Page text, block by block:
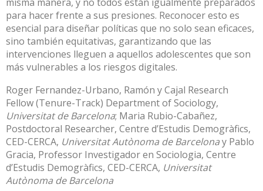
para hacer frente a sus presiones. Reconocer esto es
esencial para diseñar políticas que no solo sean eficaces,
sino también equitativas, garantizando que las
intervenciones lleguen a aquellos adolescentes que son
más vulnerables a los riesgos digitales.
Roger Fernandez-Urbano, Ramón y Cajal Research
Fellow (Tenure-Track) Department of Sociology,
Universitat de Barcelona; Maria Rubio-Cabañez,
Postdoctoral Researcher, Centre d’Estudis Demogràfics,
CED-CERCA, Universitat Autònoma de Barcelonay Pablo
Gracia, Professor Investigador en Sociologia, Centre
d’Estudis Demogràfics, CED-CERCA, Universitat
Autònoma de Barcelona